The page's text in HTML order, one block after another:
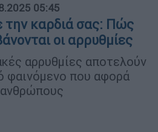
05:45
την καρδιά σας: Πώς
οι αρρυθμίες
αρρυθμίες αποτελούν
φαινόμενο που αφορά